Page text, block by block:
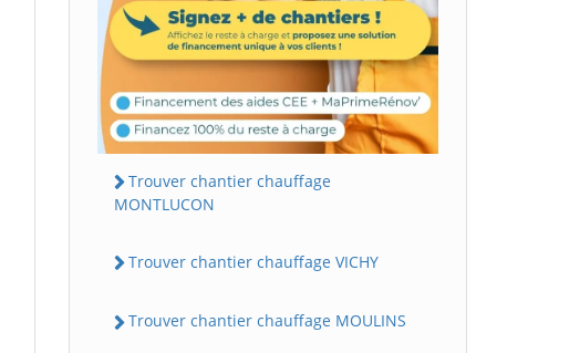
Trouver chantier chauffage
MONTLUCON
Trouver chantier chauffage VICHY
Trouver chantier chauffage MOULINS